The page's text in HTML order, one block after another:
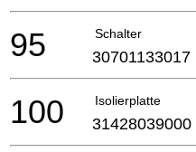
Schalter
95 30701133017
Isolierplatte
100 31428039000